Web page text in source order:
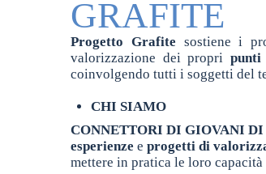
GRAFITE
Progetto Grafite sostiene i
valorizzazione dei propri
coinvolgendo tutti i soggetti del
CHI SIAMO
CONNETTORI DI GIOVANI
esperienze e progetti di
mettere in pratica le loro